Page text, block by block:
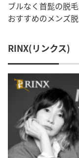
ブルなく首髭の脱
おすすめのメンズ
RINX(リンクス)